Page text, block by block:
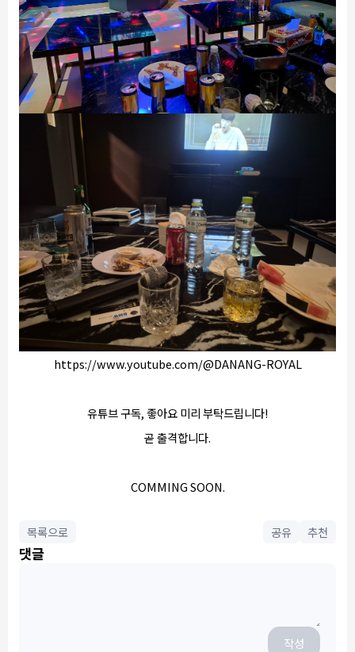
https://www.youtube.com/@DANANG-ROYAL
유튜브 구독, 좋아요 미리 부탁드립니다!
곧 출격합니다.
COMMING SOON.
목록으로 공유 추천
댓글
작성